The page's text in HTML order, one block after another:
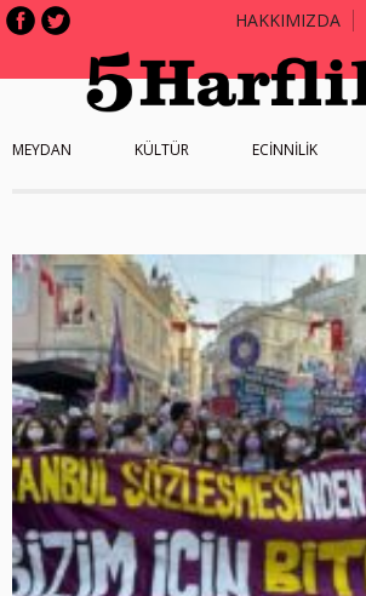
HAKKIMIZDA
MEYDAN KÜLTÜR ECİNNİLİK